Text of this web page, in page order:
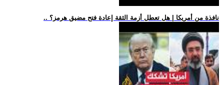
.. نافذة من أمريكا | هل تعطل أزمة الثقة إعادة فتح مضيق هرمز؟